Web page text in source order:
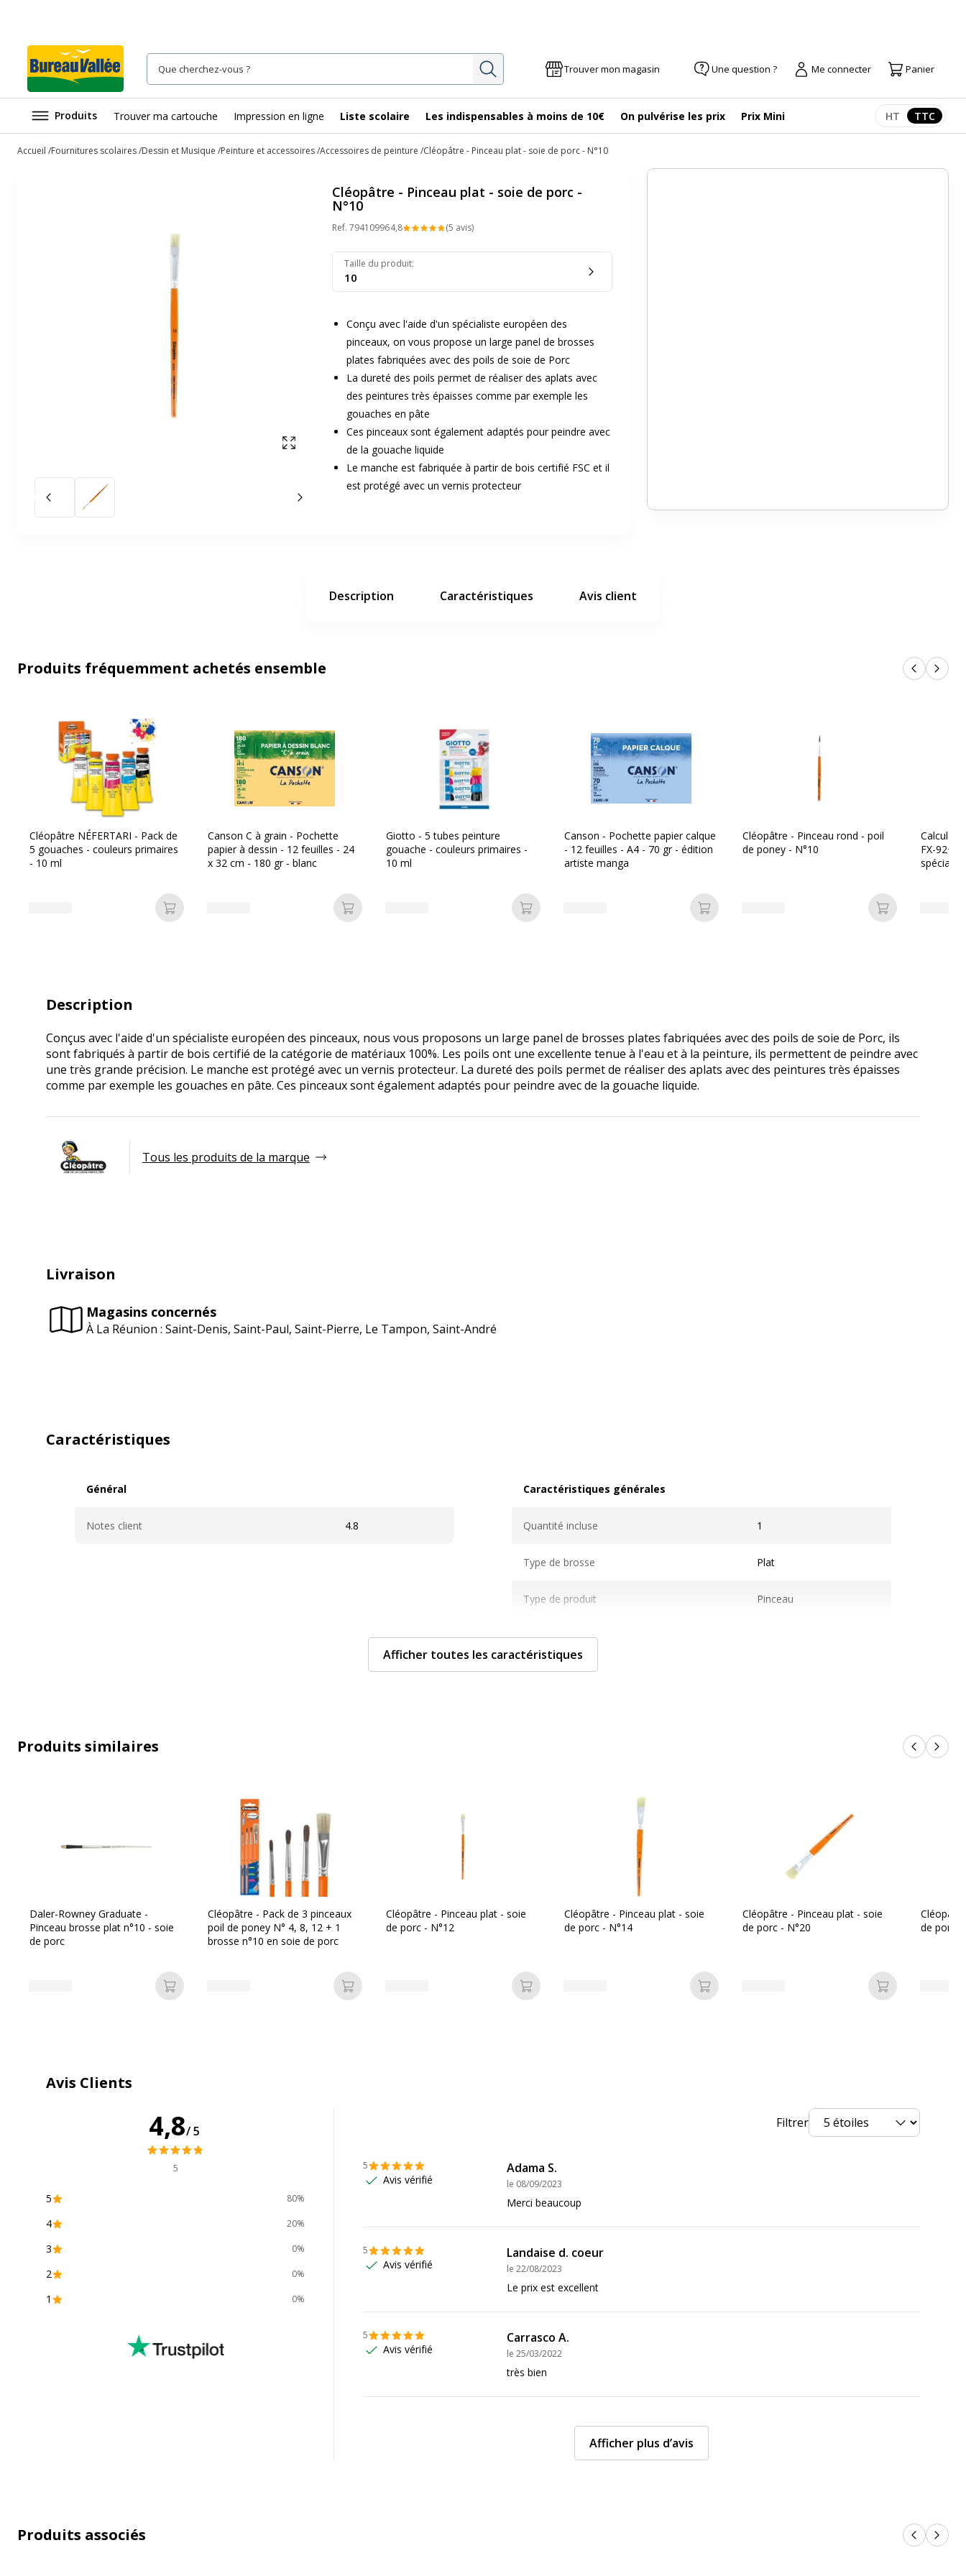
Rechercher Trouver mon magasin Une question ? Me connecter Panier
Produits Trouver ma cartouche Impression en ligne Liste scolaire Les indispensables à moins de 10€ On pulvérise les prix Prix Mini Afficher les
HT TTC
Accueil Fournitures scolaires Dessin et Musique Peinture et accessoires Accessoires de peinture Cléopâtre - Pinceau plat - soie de porc - N°10
Afficher en plein écran
Slide précédent Slide suivant
Cléopâtre - Pinceau plat - soie de porc -
N°10
Ref. 794109964,8 (5 avis)
Taille du produit:
10
Conçu avec l'aide d'un spécialiste européen des
pinceaux, on vous propose un large panel de brosses
plates fabriquées avec des poils de soie de Porc
La dureté des poils permet de réaliser des aplats avec
des peintures très épaisses comme par exemple les
gouaches en pâte
Ces pinceaux sont également adaptés pour peindre avec
de la gouache liquide
Le manche est fabriquée à partir de bois certifié FSC et il
est protégé avec un vernis protecteur
Description Caractéristiques Avis client
Produits fréquemment achetés ensemble Produits
Cléopâtre NÉFERTARI - Pack de
5 gouaches - couleurs primaires
- 10 ml
Ajouter au panier
Canson C à grain - Pochette
papier à dessin - 12 feuilles - 24
x 32 cm - 180 gr - blanc
Ajouter au panier
Giotto - 5 tubes peinture
gouache - couleurs primaires -
10 ml
Ajouter au panier
Canson - Pochette papier calque
- 12 feuilles - A4 - 70 gr - édition
artiste manga
Ajouter au panier
Cléopâtre - Pinceau rond - poil
de poney - N°10
Ajouter au
FX-92+
spéciale
Description
Conçus avec l'aide d'un spécialiste européen des pinceaux, nous vous proposons un large panel de brosses plates fabriquées avec des poils de soie de Porc, ils
sont fabriqués à partir de bois certifié de la catégorie de matériaux 100%. Les poils ont une excellente tenue à l'eau et à la peinture, ils permettent de peindre avec
une très grande précision. Le manche est protégé avec un vernis protecteur. La dureté des poils permet de réaliser des aplats avec des peintures très épaisses
comme par exemple les gouaches en pâte. Ces pinceaux sont également adaptés pour peindre avec de la gouache liquide.
Tous les produits de la marque
Livraison
Magasins concernés
À La Réunion : Saint-Denis, Saint-Paul, Saint-Pierre, Le Tampon, Saint-André
Caractéristiques
Général
Notes client 4.8
Caractéristiques générales
Quantité incluse 1
Type de brosse Plat
Type de produit Pinceau
Type de produit
Informations sur les services
Données d'identification
Code barre maitre 3134725009677
Caractéristiques environnementales
Impact environnemental
Données logistiques
Données logistiques
1
Afficher toutes les caractéristiques
Produits similaires Produits
Daler-Rowney Graduate -
Pinceau brosse plat n°10 - soie
de porc
Ajouter au panier
Cléopâtre - Pack de 3 pinceaux
poil de poney N° 4, 8, 12 + 1
brosse n°10 en soie de porc
Ajouter au panier
Cléopâtre - Pinceau plat - soie
de porc - N°12
Ajouter au panier
Cléopâtre - Pinceau plat - soie
de porc - N°14
Ajouter au panier
Cléopâtre - Pinceau plat - soie
de porc - N°20
Ajouter au
de porc -
Avis Clients
4,8/5
5
5 80%
4 20%
3 0%
2 0%
1 0%
Filtrer
5
Avis vérifié
Adama S.
le 08/09/2023
Merci beaucoup
5
Avis vérifié
Landaise d. coeur
le 22/08/2023
Le prix est excellent
5
Avis vérifié
Carrasco A.
le 25/03/2022
très bien
Afficher plus d’avis
Produits associés Produits